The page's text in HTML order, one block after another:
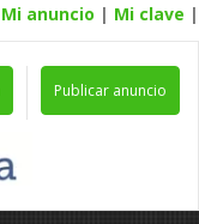
Mi anuncio | Mi clave |
Publicar anuncio